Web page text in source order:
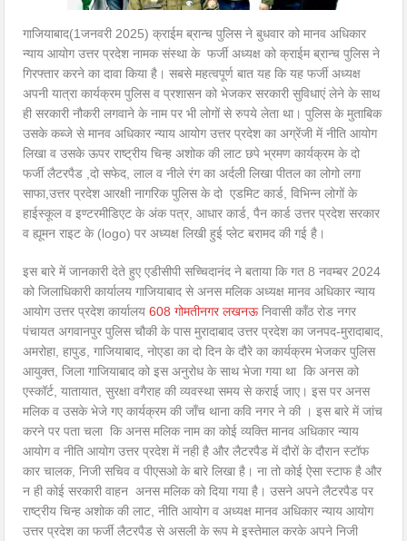
गाजियाबाद(1जनवरी 2025) क्राईम ब्रान्च पुलिस ने बुधवार को मानव अधिकार
न्याय आयोग उत्तर प्रदेश नामक संस्था के फर्जी अध्यक्ष को क्राईम ब्रान्च पुलिस ने
गिरफ्तार करने का दावा किया है। सबसे महत्वपूर्ण बात यह कि यह फर्जी अध्यक्ष
अपनी यात्रा कार्यक्रम पुलिस व प्रशासन को भेजकर सरकारी सुविधाएं लेने के साथ
ही सरकारी नौकरी लगवाने के नाम पर भी लोगों से रुपये लेता था। पुलिस के मुताबिक
उसके कब्जे से मानव अधिकार न्याय आयोग उत्तर प्रदेश का अग्रेंजी में नीति आयोग
लिखा व उसके ऊपर राष्ट्रीय चिन्ह अशोक की लाट छपे भ्रमण कार्यक्रम के दो
फर्जी लैटरपैड ,दो सफेद, लाल व नीले रंग का अर्दली लिखा पीतल का लोगो लगा
साफा,उत्तर प्रदेश आरक्षी नागरिक पुलिस के दो एडमिट कार्ड, विभिन्न लोगों के
हाईस्कूल व इण्टरमीडिएट के अंक पत्र, आधार कार्ड, पैन कार्ड उत्तर प्रदेश सरकार
व ह्यूमन राइट के (logo) पर अध्यक्ष लिखी हुई प्लेट बरामद की गई है।
इस बारे में जानकारी देते हुए एडीसीपी सच्चिदानंद ने बताया कि गत 8 नवम्बर 2024
को जिलाधिकारी कार्यालय गाजियाबाद से अनस मलिक अध्यक्ष मानव अधिकार न्याय
आयोग उत्तर प्रदेश कार्यालय608 गोमतीनगर लखनऊनिवासी काँठ रोड नगर
पंचायत अगवानपुर पुलिस चौकी के पास मुरादाबाद उत्तर प्रदेश का जनपद-मुरादाबाद,
अमरोहा, हापुड, गाजियाबाद, नोएडा का दो दिन के दौरे का कार्यक्रम भेजकर पुलिस
आयुक्त, जिला गाजियाबाद को इस अनुरोध के साथ भेजा गया था कि अनस को
एस्कॉर्ट, यातायात, सुरक्षा वगैराह की व्यवस्था समय से कराई जाए। इस पर अनस
मलिक व उसके भेजे गए कार्यक्रम की जाँच थाना कवि नगर ने की । इस बारे में जांच
करने पर पता चला कि अनस मलिक नाम का कोई व्यक्ति मानव अधिकार न्याय
आयोग व नीति आयोग उत्तर प्रदेश में नही है और लैटरपैड में दौरों के दौरान स्टॉफ
कार चालक, निजी सचिव व पीएसओ के बारे लिखा है। ना तो कोई ऐसा स्टाफ है और
न ही कोई सरकारी वाहन अनस मलिक को दिया गया है। उसने अपने लैटरपैड पर
राष्ट्रीय चिन्ह अशोक की लाट, नीति आयोग व अध्यक्ष मानव अधिकार न्याय आयोग
उत्तर प्रदेश का फर्जी लैटरपैड से असली के रूप मे इस्तेमाल करके अपने निजी